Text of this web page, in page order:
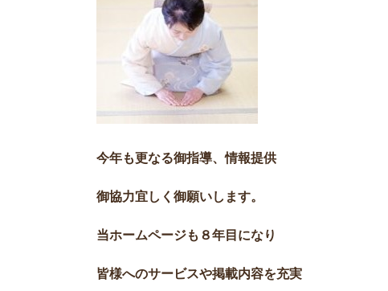
今年も更なる御指導、情報提供
御協力宜しく御願いします。
当ホームページも８年目になり
皆様へのサービスや掲載内容を充実